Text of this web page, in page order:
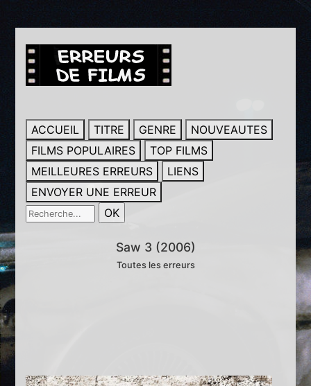
ACCUEIL TITRE GENRE
NOUVEAUTES
FILMS POPULAIRES
TOP FILMS
MEILLEURES ERREURS
LIENS
ENVOYER UNE ERREUR
Saw 3 (2006)
Toutes les erreurs